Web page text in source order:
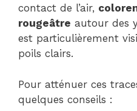
contact de l’air,
rougeâtre autour des
est particulièrement
poils clairs.
Pour atténuer ces
quelques conseils :